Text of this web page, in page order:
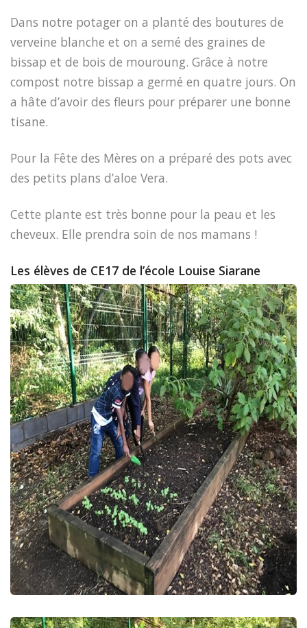
Dans notre potager on a planté des boutures de
verveine blanche et on a semé des graines de
bissap et de bois de mouroung. Grâce à notre
compost notre bissap a germé en quatre jours. On
a hâte d’avoir des fleurs pour préparer une bonne
tisane.
Pour la Fête des Mères on a préparé des pots avec
des petits plans d’aloe Vera.
Cette plante est très bonne pour la peau et les
cheveux. Elle prendra soin de nos mamans !
Les élèves de CE17 de l’école Louise Siarane